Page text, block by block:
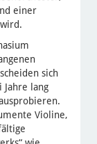
einer
sich
lang
Violine,